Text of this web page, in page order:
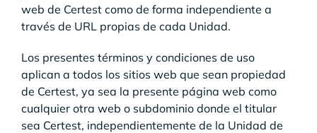
web de Certest como de forma independiente a
través de URL propias de cada Unidad.
Los presentes términos y condiciones de uso
aplican a todos los sitios web que sean propiedad
de Certest, ya sea la presente página web como
cualquier otra web o subdominio donde el titular
sea Certest, independientemente de la Unidad de